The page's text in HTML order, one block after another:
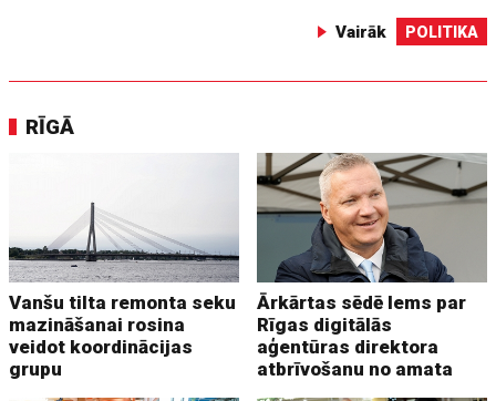
Vairāk POLITIKA
RĪGĀ
Vanšu tilta remonta seku
mazināšanai rosina
veidot koordinācijas
grupu
Ārkārtas sēdē lems par
Rīgas digitālās
aģentūras direktora
atbrīvošanu no amata